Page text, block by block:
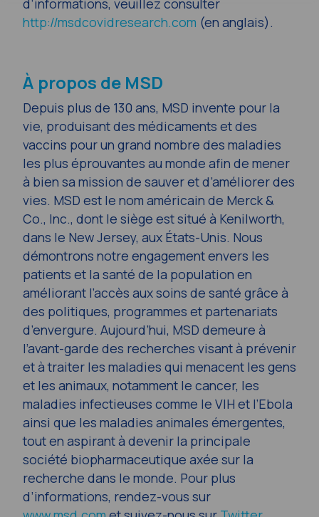
d’informations, veuillez consulter
http://msdcovidresearch.com (en anglais).
À propos de MSD
Depuis plus de 130 ans, MSD invente pour la
vie, produisant des médicaments et des
vaccins pour un grand nombre des maladies
les plus éprouvantes au monde afin de mener
à bien sa mission de sauver et d’améliorer des
vies. MSD est le nom américain de Merck &
Co., Inc., dont le siège est situé à Kenilworth,
dans le New Jersey, aux États-Unis. Nous
démontrons notre engagement envers les
patients et la santé de la population en
améliorant l’accès aux soins de santé grâce à
des politiques, programmes et partenariats
d’envergure. Aujourd’hui, MSD demeure à
l’avant-garde des recherches visant à prévenir
et à traiter les maladies qui menacent les gens
et les animaux, notamment le cancer, les
maladies infectieuses comme le VIH et l’Ebola
ainsi que les maladies animales émergentes,
tout en aspirant à devenir la principale
société biopharmaceutique axée sur la
recherche dans le monde. Pour plus
d’informations, rendez-vous sur